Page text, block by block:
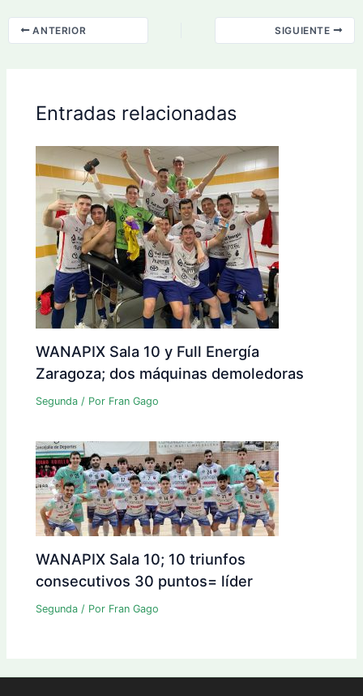
ANTERIOR SIGUIENTE
Entradas relacionadas
WANAPIX Sala 10 y Full Energía
Zaragoza; dos máquinas demoledoras
Segunda / Por Fran Gago
WANAPIX Sala 10; 10 triunfos
consecutivos 30 puntos= líder
Segunda / Por Fran Gago